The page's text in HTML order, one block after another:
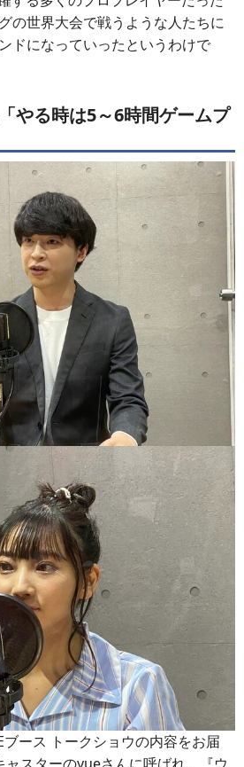
の世界大会で戦うような人たちに
ドになっていったというわけで
やる時は5～6時間ゲームプ
ブース トークショウの内容をお届